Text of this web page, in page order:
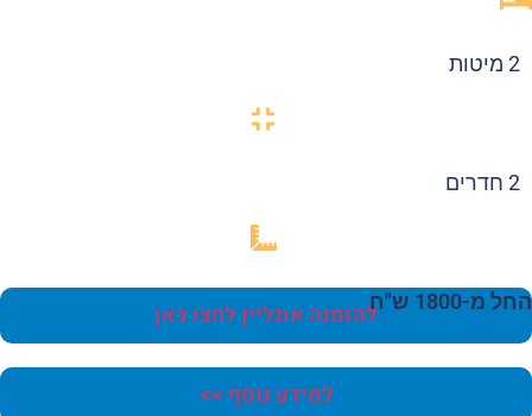
מ-1800 ש"ח להזמנה אונליין לחצו כאן
למידע נוסף >>